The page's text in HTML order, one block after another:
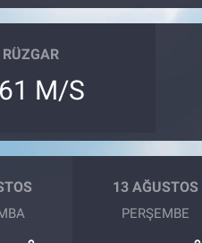
RÜZGAR
M/S
13 AĞUSTOS
PERŞEMBE